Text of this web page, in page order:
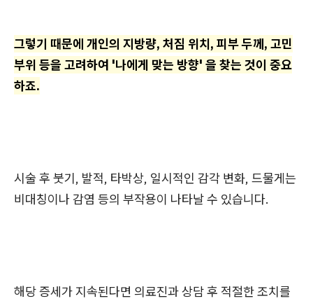
그렇기 때문에 개인의 지방량, 처짐 위치, 피부 두께, 고민
부위 등을 고려하여 '나에게 맞는 방향' 을 찾는 것이 중요
하죠.
시술 후 붓기, 발적, 타박상, 일시적인 감각 변화, 드물게는
비대칭이나 감염 등의 부작용이 나타날 수 있습니다.
해당 증세가 지속된다면 의료진과 상담 후 적절한 조치를